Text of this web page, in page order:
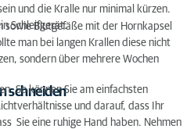
und die Kralle nur minimal kürzen.
Schleifgerät.
sowie Blutgefäße mit der Hornkapsel
man bei langen Krallen diese nicht
sondern über mehrere Wochen
schneiden
So können Sie am einfachsten
und darauf, dass Ihr
Sie eine ruhige Hand haben. Nehmen